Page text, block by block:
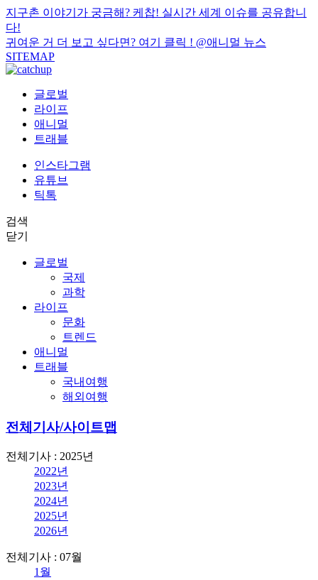
지구촌 이야기가 궁금해? 케찹! 실시간 세계 이슈를 공유합니
다!
귀여운 거 더 보고 싶다면? 여기 클릭 ! @애니멀 뉴스
SITEMAP
글로벌
라이프
애니멀
트래블
인스타그램
유튜브
틱톡
검색
닫기
글로벌
국제
과학
라이프
문화
트렌드
애니멀
트래블
국내여행
해외여행
전체기사/사이트맵
전체기사 : 2025년
2022년
2023년
2024년
2025년
2026년
전체기사 : 07월
1월